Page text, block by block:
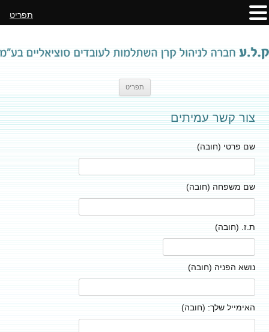
תפריט
לתוכן
צור קשר עמיתים
שם פרטי (חובה)
שם משפחה (חובה)
ת.ז. (חובה)
נושא הפניה (חובה)
האימייל שלך: (חובה)
תפריט